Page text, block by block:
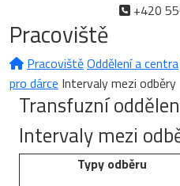
+420
Pracoviště
PracovištěOddělení a centra
pro dárce Intervaly mezi odběry
Transfuzní
Intervaly mezi
Typy odběru